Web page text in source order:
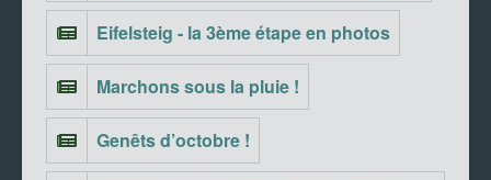
Eifelsteig - la 3ème étape en photos
Marchons sous la pluie !
Genêts d’octobre !